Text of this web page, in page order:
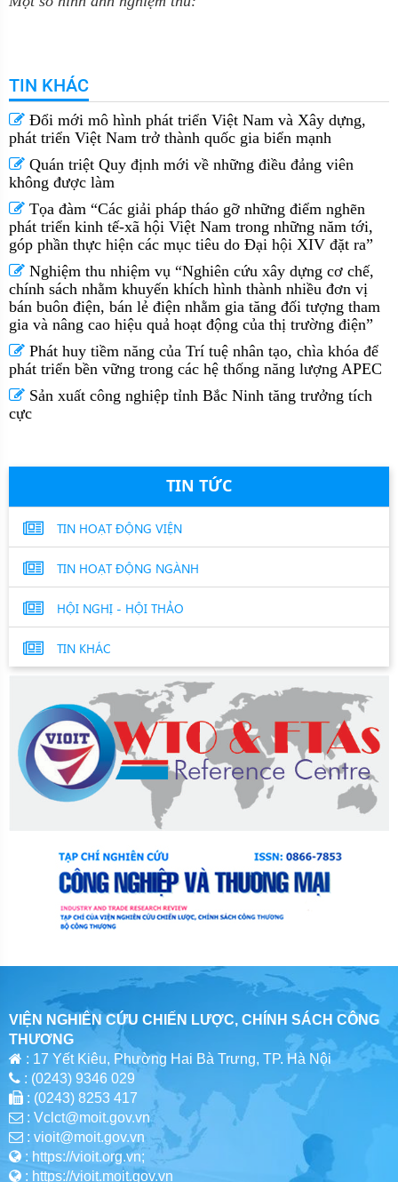
TIN KHÁC
Đổi mới mô hình phát triển Việt Nam và Xây dựng,
phát triển Việt Nam trở thành quốc gia biển mạnh
Quán triệt Quy định mới về những điều đảng viên
không được làm
Tọa đàm “Các giải pháp tháo gỡ những điểm nghẽn
phát triển kinh tế-xã hội Việt Nam trong những năm tới,
góp phần thực hiện các mục tiêu do Đại hội XIV đặt ra”
Nghiệm thu nhiệm vụ “Nghiên cứu xây dựng cơ chế,
chính sách nhằm khuyến khích hình thành nhiều đơn vị
bán buôn điện, bán lẻ điện nhằm gia tăng đối tượng tham
gia và nâng cao hiệu quả hoạt động của thị trường điện”
Phát huy tiềm năng của Trí tuệ nhân tạo, chìa khóa để
phát triển bền vững trong các hệ thống năng lượng APEC
Sản xuất công nghiệp tỉnh Bắc Ninh tăng trưởng tích
cực
TIN TỨC
TIN HOẠT ĐỘNG VIỆN
TIN HOẠT ĐỘNG NGÀNH
HỘI NGHỊ - HỘI THẢO
TIN KHÁC
VIỆN NGHIÊN CỨU CHIẾN LƯỢC, CHÍNH SÁCH CÔNG
THƯƠNG
: 17 Yết Kiêu, Phường Hai Bà Trưng, TP. Hà Nội
: (0243) 9346 029
: (0243) 8253 417
: Vclct@moit.gov.vn
: vioit@moit.gov.vn
: https://vioit.org.vn;
: https://vioit.moit.gov.vn